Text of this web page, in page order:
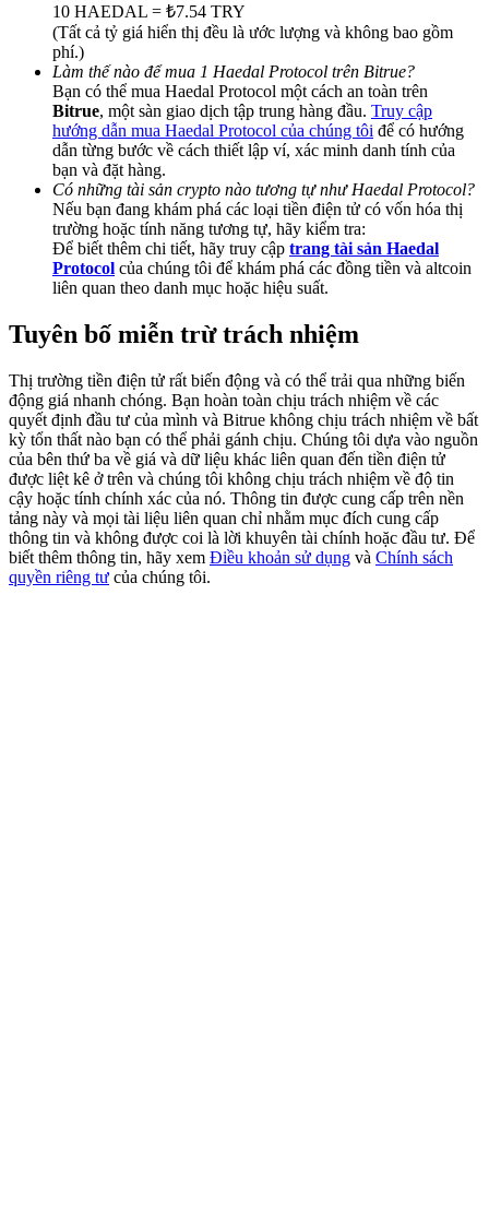
Exclusive for BitMart Users
Register & Trade to Win 500,000 USDT
Precious Metals Trading Carnival
Trade Gold & Silver · 33,333 USDT Bonus
USDT New User Exclusive 10% APR
New Listing Futures Fest
Trade New Futures, Win 200,000 USDT
Crypto World Cup 2026: Grand Finale
10 HAEDAL = ₺7.54 TRY
(Tất cả tỷ giá hiển thị đều là ước lượng và không bao gồm
phí.)
Làm thế nào để mua 1 Haedal Protocol trên Bitrue?
Bạn có thể mua Haedal Protocol một cách an toàn trên
Bitrue, một sàn giao dịch tập trung hàng đầu. Truy cập
hướng dẫn mua Haedal Protocol của chúng tôi để có hướng
dẫn từng bước về cách thiết lập ví, xác minh danh tính của
bạn và đặt hàng.
Có những tài sản crypto nào tương tự như Haedal Protocol?
Nếu bạn đang khám phá các loại tiền điện tử có vốn hóa thị
trường hoặc tính năng tương tự, hãy kiểm tra:
Để biết thêm chi tiết, hãy truy cập trang tài sản Haedal
Protocol của chúng tôi để khám phá các đồng tiền và altcoin
liên quan theo danh mục hoặc hiệu suất.
Tuyên bố miễn trừ trách nhiệm
Thị trường tiền điện tử rất biến động và có thể trải qua những biến
động giá nhanh chóng. Bạn hoàn toàn chịu trách nhiệm về các
quyết định đầu tư của mình và Bitrue không chịu trách nhiệm về bất
kỳ tổn thất nào bạn có thể phải gánh chịu. Chúng tôi dựa vào nguồn
của bên thứ ba về giá và dữ liệu khác liên quan đến tiền điện tử
được liệt kê ở trên và chúng tôi không chịu trách nhiệm về độ tin
cậy hoặc tính chính xác của nó. Thông tin được cung cấp trên nền
tảng này và mọi tài liệu liên quan chỉ nhằm mục đích cung cấp
thông tin và không được coi là lời khuyên tài chính hoặc đầu tư. Để
biết thêm thông tin, hãy xem Điều khoản sử dụng và Chính sách
quyền riêng tư của chúng tôi.